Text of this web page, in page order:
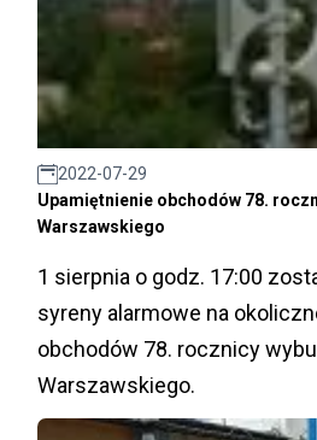
2022-07-29
Upamiętnienie obchodów 78.
Warszawskiego
1 sierpnia o godz. 17:00
syreny alarmowe na
obchodów 78. rocznicy
Warszawskiego.